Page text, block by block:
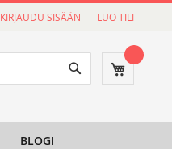
KIRJAUDU SISÄÄN LUO TILI
Ostoskori
BLOGI